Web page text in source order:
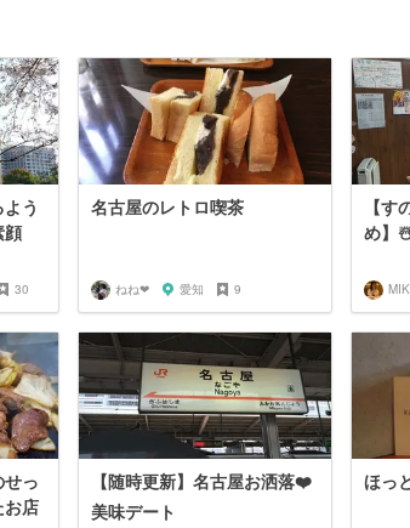
う
顔
30
名古屋のレトロ喫茶
ねね‪‪❤︎‬ 愛知 9
【
め】
っ
お店
【随時更新】名古屋お洒落❤️
美味デート
ほっ